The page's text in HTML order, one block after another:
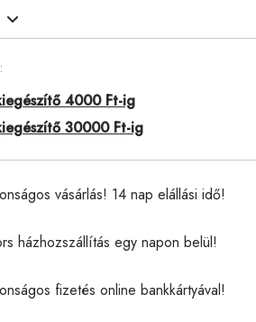
4000 Ft-ig
30000 Ft-ig
vásárlás! 14 nap elállási idő!
házhozszállítás egy napon belül!
fizetés online bankkártyával!